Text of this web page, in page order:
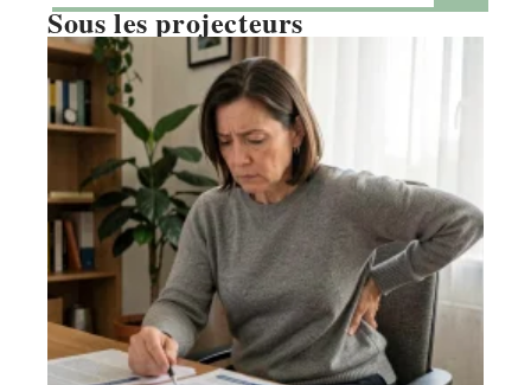
Sous les projecteurs